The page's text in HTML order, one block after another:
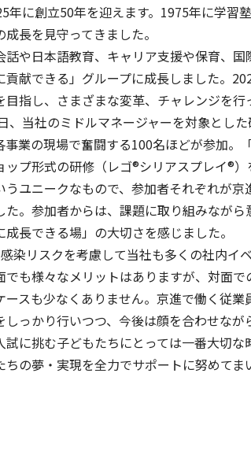
ライフキャリアや就業
ライフキャリアサービス一覧へ
方針
年に創立50年を迎えます。1975年に学習
長を見守ってきました。
話や日本語教育、キャリア支援や保育、
貢献できる」グループに成長しました。
目指し、さまざまな変革、チャレンジを行
、当社のミドルマネージャーを対象とし
事業の現場で奮闘する100名ほどが参加
ップ形式の研修（レゴ®シリアスプレイ®
うユニークなもので、参加者それぞれが
た。参加者からは、課題に取り組みなが
成長できる場」の大切さを感じました。
染リスクを考慮して当社も多くの社内
でも様々なメリットはありますが、対面
ースも少なくありません。京進で働く従
しっかり行いつつ、今後は顔を合わせな
試に挑む子どもたちにとっては一番大切
の夢・実現を全力でサポートに努めてま